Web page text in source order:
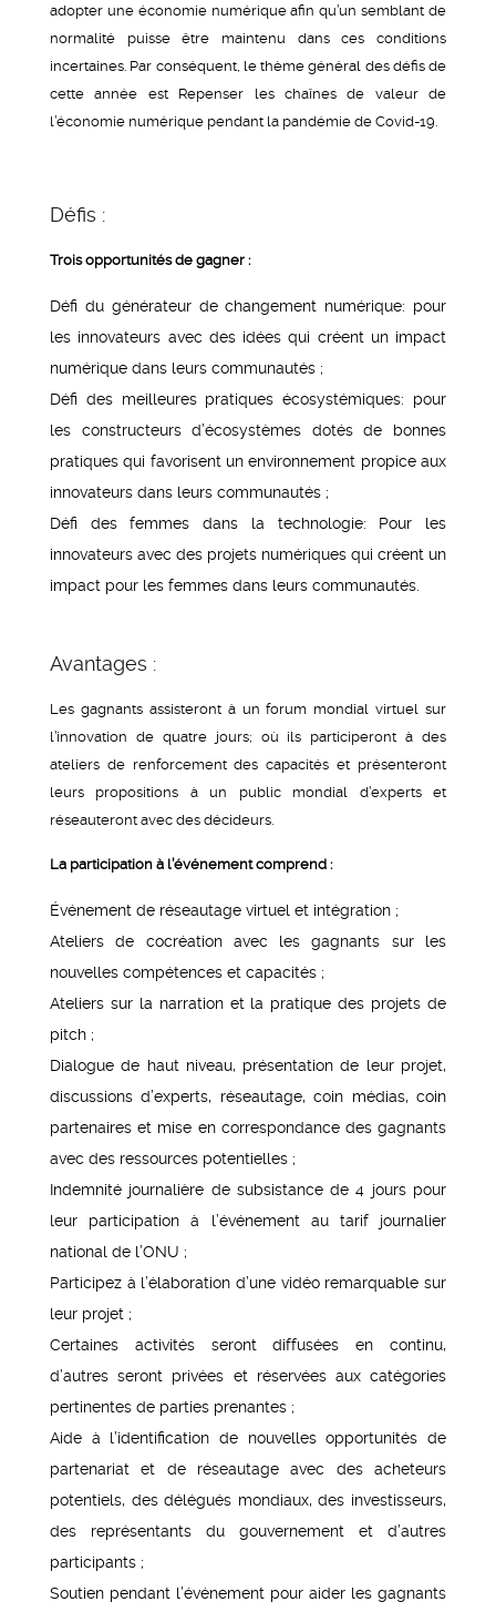
adopter une économie numérique afin qu’un semblant de
normalité puisse être maintenu dans ces conditions
incertaines. Par conséquent, le thème général des défis de
cette année est Repenser les chaînes de valeur de
l’économie numérique pendant la pandémie de Covid-19.
Défis :
Trois opportunités de gagner :
Défi du générateur de changement numérique: pour
les innovateurs avec des idées qui créent un impact
numérique dans leurs communautés ;
Défi des meilleures pratiques écosystémiques: pour
les constructeurs d’écosystèmes dotés de bonnes
pratiques qui favorisent un environnement propice aux
innovateurs dans leurs communautés ;
Défi des femmes dans la technologie: Pour les
innovateurs avec des projets numériques qui créent un
impact pour les femmes dans leurs communautés.
Avantages :
Les gagnants assisteront à un forum mondial virtuel sur
l’innovation de quatre jours; où ils participeront à des
ateliers de renforcement des capacités et présenteront
leurs propositions à un public mondial d’experts et
réseauteront avec des décideurs.
La participation à l’événement comprend :
Événement de réseautage virtuel et intégration ;
Ateliers de cocréation avec les gagnants sur les
nouvelles compétences et capacités ;
Ateliers sur la narration et la pratique des projets de
pitch ;
Dialogue de haut niveau, présentation de leur projet,
discussions d’experts, réseautage, coin médias, coin
partenaires et mise en correspondance des gagnants
avec des ressources potentielles ;
Indemnité journalière de subsistance de 4 jours pour
leur participation à l’événement au tarif journalier
national de l’ONU ;
Participez à l’élaboration d’une vidéo remarquable sur
leur projet ;
Certaines activités seront diffusées en continu,
d’autres seront privées et réservées aux catégories
pertinentes de parties prenantes ;
Aide à l’identification de nouvelles opportunités de
partenariat et de réseautage avec des acheteurs
potentiels, des délégués mondiaux, des investisseurs,
des représentants du gouvernement et d’autres
participants ;
Soutien pendant l’événement pour aider les gagnants